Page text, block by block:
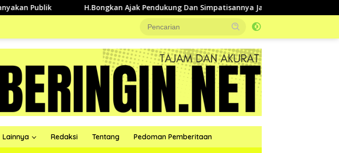
H.Bongkan Ajak Pendukung Dan Simpatisannya Jaga Kondusifitas Selama Pilkades
Lainnya Redaksi Tentang Pedoman Pemberitaan